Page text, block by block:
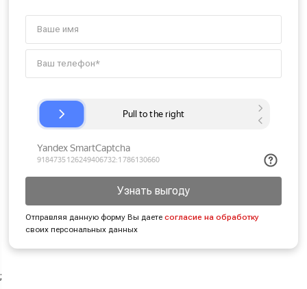
Узнать выгоду
Отправляя данную форму Вы даетесогласие на обработку
своих персональных данных
;